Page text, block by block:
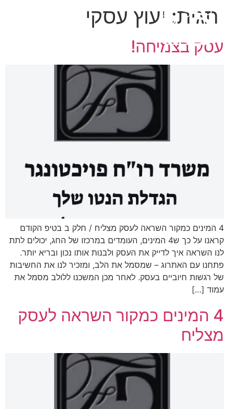
תגית: יעוץ עסקי
עסק בצמיחה!
4 המינים כמקור השראה לעסק מצליח / חלק ב בטיפ הקודם
קראנו על כך ש4 המינים, העומדים במרכזו של החג, יכולים לתת
לנו השראה איך לדייק את העסק ולבנות אותו נכון ובריא יותר.
פתחנו עם האתרוג – שמסמל את הלב, ומזכיר לנו את החשיבות
של רגשות חיוביים בעסק. לאחר מכן המשכנו ללולב מסמל את
עמוד […]
4 המינים כמקור השראה לעסק
מצליח